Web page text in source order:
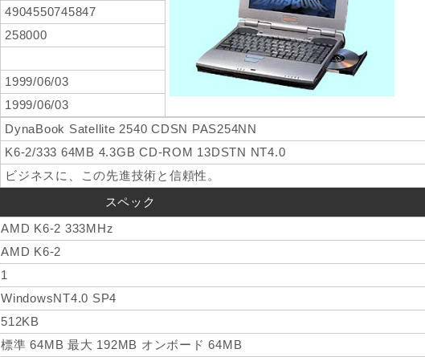
4904550745847
258000
1999/06/03
1999/06/03
DynaBook Satellite 2540 CDSN PAS254NN
K6-2/333 64MB 4.3GB CD-ROM 13DSTN NT4.0
ビジネスに、この先進技術と信頼性。
スペック
AMD K6-2 333MHz
AMD K6-2
1
WindowsNT4.0 SP4
512KB
標準 64MB 最大 192MB オンボード 64MB